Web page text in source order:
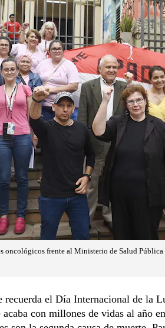
oncológicos frente al Ministerio de Salud Pública
recuerda el Día Internacional de la
acaba con millones de vidas al año